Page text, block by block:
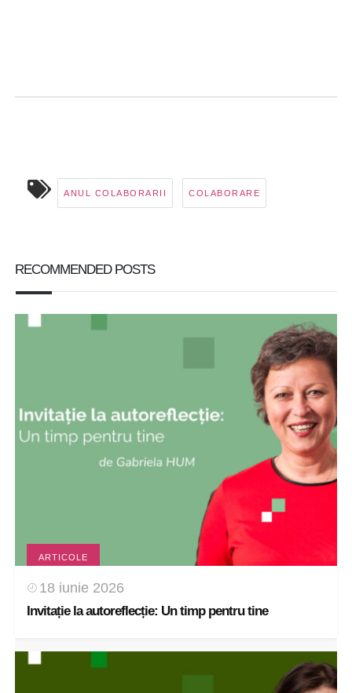
ANUL COLABORARII COLABORARE
RECOMMENDED POSTS
ARTICOLE
18 iunie 2026
Invitație la autoreflecție: Un timp pentru tine